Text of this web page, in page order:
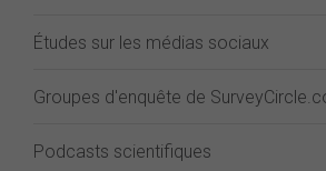
Études sur les médias sociaux
Groupes d'enquête de
Podcasts scientifiques